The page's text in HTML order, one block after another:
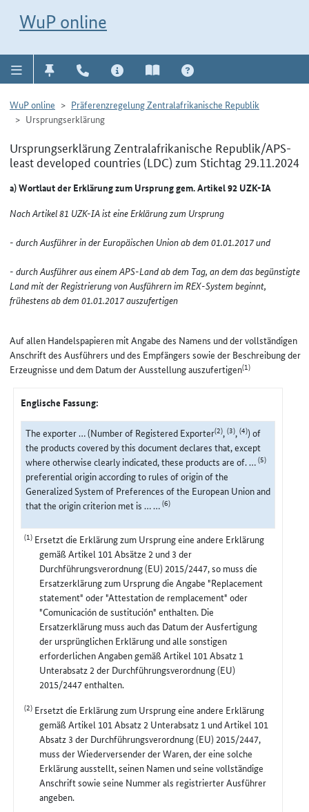
WuP online
WuP online
Präferenzregelung Zentralafrikanische Republik
Ursprungserklärung
Ursprungserklärung Zentralafrikanische Republik/APS-
least developed countries (LDC) zum Stichtag 29.11.2024
a) Wortlaut der Erklärung zum Ursprung gem. Artikel 92 UZK-IA
Nach Artikel 81 UZK-IA ist eine Erklärung zum Ursprung
- durch Ausführer in der Europäischen Union ab dem 01.01.2017 und
- durch Ausführer aus einem APS-Land ab dem Tag, an dem das begünstigte
Land mit der Registrierung von Ausführern im REX-System beginnt,
frühestens ab dem 01.01.2017 auszufertigen
Auf allen Handelspapieren mit Angabe des Namens und der vollständigen
Anschrift des Ausführers und des Empfängers sowie der Beschreibung der
Erzeugnisse und dem Datum der Ausstellung auszufertigen(1)
Englische Fassung:
The exporter … (Number of Registered Exporter(2),(3),(4)) of
the products covered by this document declares that, except
where otherwise clearly indicated, these products are of. …(5)
preferential origin according to rules of origin of the
Generalized System of Preferences of the European Union and
that the origin criterion met is … …(6)
(1) Ersetzt die Erklärung zum Ursprung eine andere Erklärung
gemäß Artikel 101 Absätze 2 und 3 der
Durchführungsverordnung (EU) 2015/2447, so muss die
Ersatzerklärung zum Ursprung die Angabe "Replacement
statement" oder "Attestation de remplacement" oder
"Comunicación de sustitución" enthalten. Die
Ersatzerklärung muss auch das Datum der Ausfertigung
der ursprünglichen Erklärung und alle sonstigen
erforderlichen Angaben gemäß Artikel 101 Absatz 1
Unterabsatz 2 der Durchführungsverordnung (EU)
2015/2447 enthalten.
(2) Ersetzt die Erklärung zum Ursprung eine andere Erklärung
gemäß Artikel 101 Absatz 2 Unterabsatz 1 und Artikel 101
Absatz 3 der Durchführungsverordnung (EU) 2015/2447,
muss der Wiederversender der Waren, der eine solche
Erklärung ausstellt, seinen Namen und seine vollständige
Anschrift sowie seine Nummer als registrierter Ausführer
angeben.